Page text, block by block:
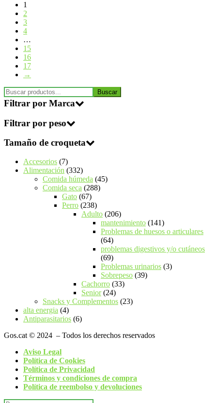
1
2
3
4
…
15
16
17
→
Buscar
Buscar
Filtrar por Marca
Filtrar por peso
Tamaño de croqueta
Accesorios 77
productos
Alimentación 332332
productos
Comida húmeda 4545
Comida seca 288288
Gato 6767
productos
Perro 238238
productos
Adulto 206206
productos
mantenimiento 141141
productos
Problemas de huesos o articulares
6464
productos
problemas digestivos y/o cutáneos
6969
productos
Problemas urinarios 33
Sobrepeso 3939
Cachorro 3333
Senior 2424
productos
Snacks y Complementos 2323
alta energia 44
productos
Antiparasitarios 66
Gos.cat © 2024 – Todos los derechos reservados
Aviso Legal
Política de Cookies
Política de Privacidad
Términos y condiciones de compra
Política de reembolso y devoluciones